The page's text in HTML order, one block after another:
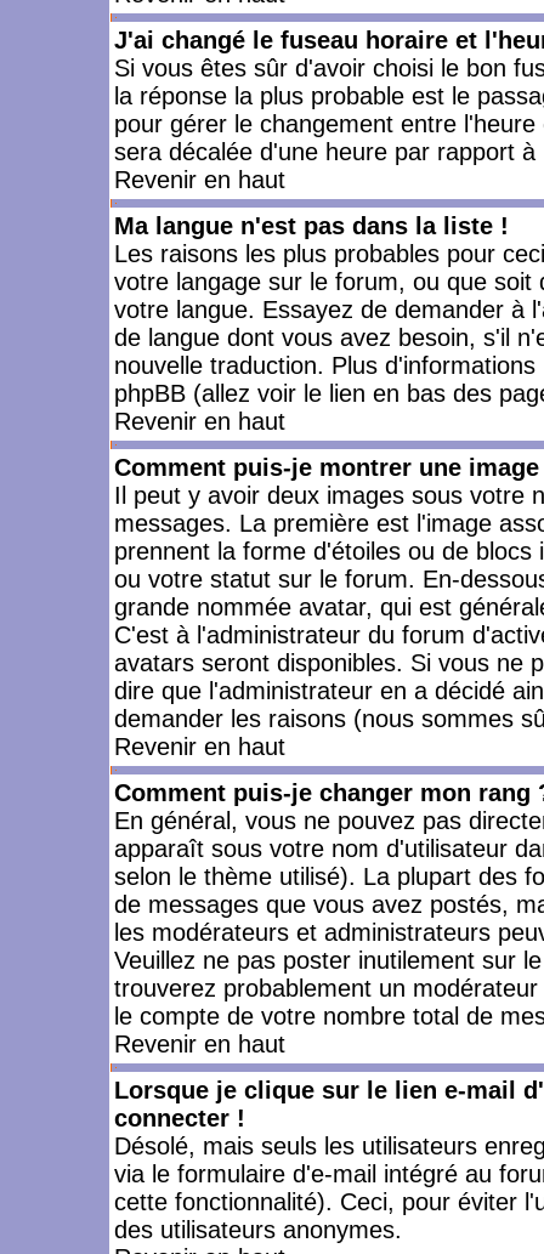
J'ai changé le fuseau horaire et
Si vous êtes sûr d'avoir choisi le bon
la réponse la plus probable est le
pour gérer le changement entre
sera décalée d'une heure par rapport à
Revenir en haut
Ma langue n'est pas dans la liste !
Les raisons les plus probables pour
votre langage sur le forum, ou que
votre langue. Essayez de demander à
de langue dont vous avez besoin, s'il
nouvelle traduction. Plus
phpBB (allez voir le lien en bas des
Revenir en haut
Comment puis-je montrer une
Il peut y avoir deux images sous votre
messages. La première est l'image
prennent la forme d'étoiles ou de
ou votre statut sur le forum. En-
grande nommée avatar, qui est
C'est à l'administrateur du forum
avatars seront disponibles. Si vous ne
dire que l'administrateur en a décidé
demander les raisons (nous sommes
Revenir en haut
Comment puis-je changer mon rang
En général, vous ne pouvez pas
apparaît sous votre nom d'utilisateur
selon le thème utilisé). La plupart des
de messages que vous avez postés,
les modérateurs et administrateurs
Veuillez ne pas poster inutilement sur
trouverez probablement un
le compte de votre nombre total de
Revenir en haut
Lorsque je clique sur le lien e-mail
connecter !
Désolé, mais seuls les utilisateurs
via le formulaire d'e-mail intégré au
cette fonctionnalité). Ceci, pour éviter
des utilisateurs anonymes.